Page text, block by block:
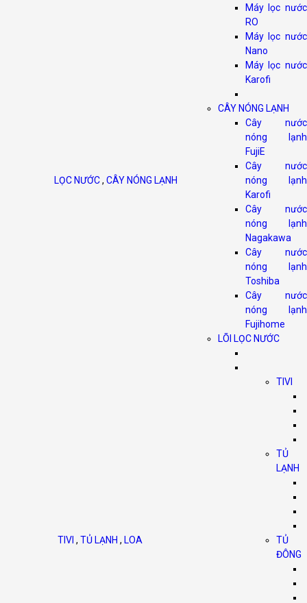
LỌC NƯỚC, CÂY NÓNG LẠNH
Máy lọc nước
RO
Máy lọc nước
Nano
Máy lọc nước
Karofi
CÂY NÓNG LẠNH
Cây nước
nóng lạnh
FujiE
Cây nước
nóng lạnh
Karofi
Cây nước
nóng lạnh
Nagakawa
Cây nước
nóng lạnh
Toshiba
Cây nước
nóng lạnh
Fujihome
LÕI LỌC NƯỚC
TIVI,TỦ LẠNH, LOA
TIVI
TỦ
LẠNH
TỦ
ĐÔNG